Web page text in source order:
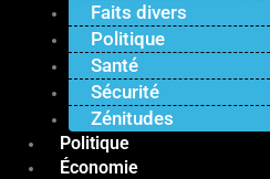
Faits divers
Politique
Santé
Sécurité
Zénitudes
Politique
Économie